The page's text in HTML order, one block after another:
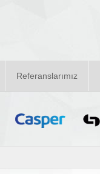
Referanslarımız